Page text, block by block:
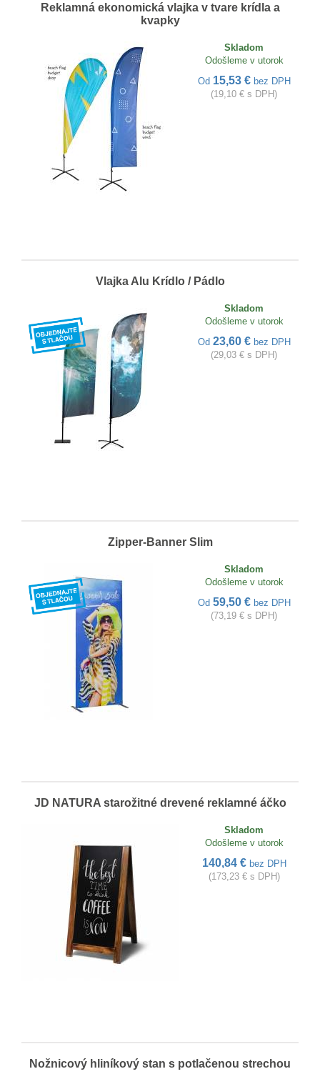
Reklamná ekonomická vlajka v tvare krídla a
kvapky
Skladom
Odošleme v utorok
Od 15,53 € bez DPH
(19,10 € s DPH)
Vlajka Alu Krídlo / Pádlo
Skladom
Odošleme v utorok
Od 23,60 € bez DPH
(29,03 € s DPH)
Zipper-Banner Slim
Skladom
Odošleme v utorok
Od 59,50 € bez DPH
(73,19 € s DPH)
JD NATURA starožitné drevené reklamné áčko
Skladom
Odošleme v utorok
140,84 € bez DPH
(173,23 € s DPH)
Nožnicový hliníkový stan s potlačenou strechou